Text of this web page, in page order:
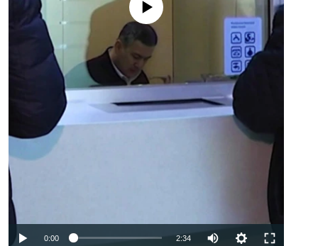
No media source currently available
0:00 2:34